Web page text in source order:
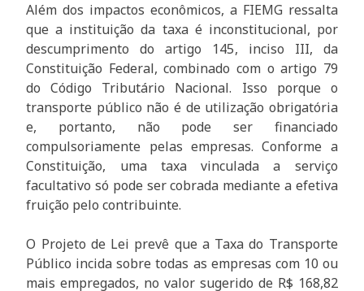
Além dos impactos econômicos, a FIEMG ressalta
que a instituição da taxa é inconstitucional, por
descumprimento do artigo 145, inciso III, da
Constituição Federal, combinado com o artigo 79
do Código Tributário Nacional. Isso porque o
transporte público não é de utilização obrigatória
e, portanto, não pode ser financiado
compulsoriamente pelas empresas. Conforme a
Constituição, uma taxa vinculada a serviço
facultativo só pode ser cobrada mediante a efetiva
fruição pelo contribuinte.
O Projeto de Lei prevê que a Taxa do Transporte
Público incida sobre todas as empresas com 10 ou
mais empregados, no valor sugerido de R$ 168,82